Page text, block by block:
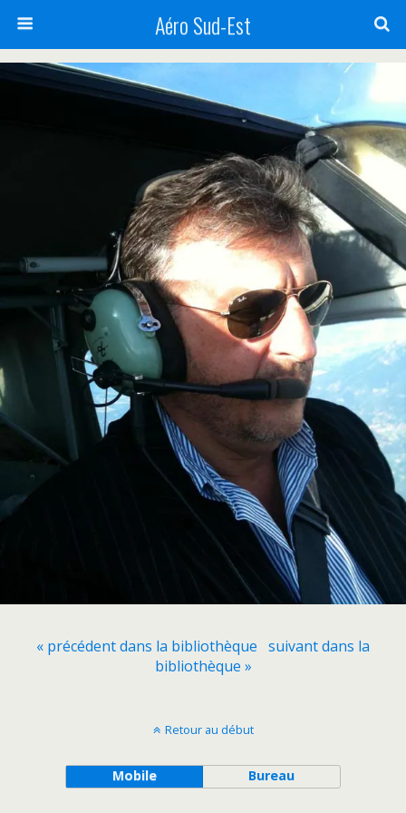
Aéro Sud-Est
« précédent dans la bibliothèque suivant dans la
bibliothèque »
Retour au début
Mobile Bureau